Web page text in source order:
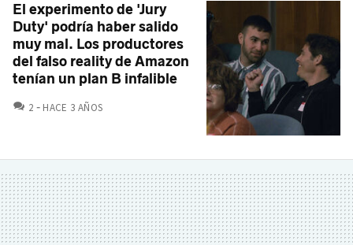
El experimento de 'Jury
Duty' podría haber salido
muy mal. Los productores
del falso reality de Amazon
tenían un plan B infalible
2 COMENTARIOS
HACE 3 AÑOS